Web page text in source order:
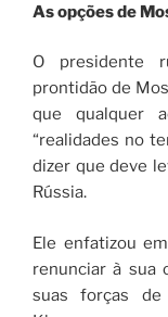
As opções de
O presidente
prontidão de
que qualquer
“realidades no
dizer que deve
Rússia.
Ele enfatizou
renunciar à sua
suas forças de